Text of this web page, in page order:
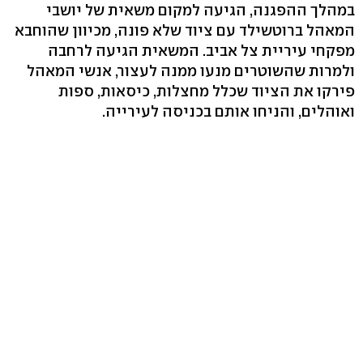
במהלך ההפגנה, הגיעה למקום משאית של יושבי
המאהל ברוטשילד עם ציוד שלא פונה, מכיוון שהוחבא
מפקחי עיריית צל אביב. המשאית הגיעה לרחבה
ולמרות שהשוטרים מנעו ממנה לעצור, אנשי המאהל
פירקו את הציוד שכלל מחצלות, כיסאות, ספות
ואוהלים, והניחו אותם בכניסה לעירייה.